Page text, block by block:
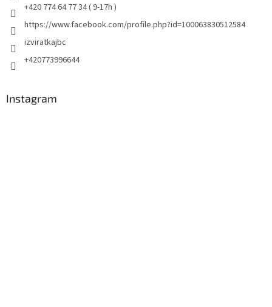
+420 774 64 77 34 ( 9-17h )
https://www.facebook.com/profile.php?id=100063830512584
izviratkajbc
+420773996644
Instagram